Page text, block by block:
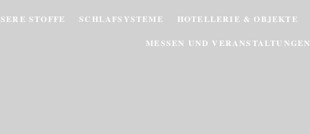
STOFFE SCHLAFSYSTEME HOTELLERIE & OBJEKTE
MESSEN UND VERANSTALTUNGEN